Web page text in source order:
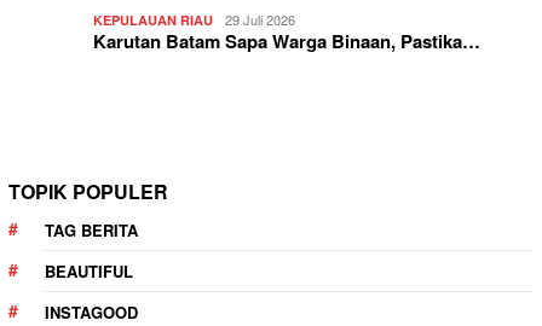
KEPULAUAN RIAU 29 Juli 2026
Karutan Batam Sapa Warga Binaan, Pastika…
TOPIK POPULER
TAG BERITA
BEAUTIFUL
INSTAGOOD